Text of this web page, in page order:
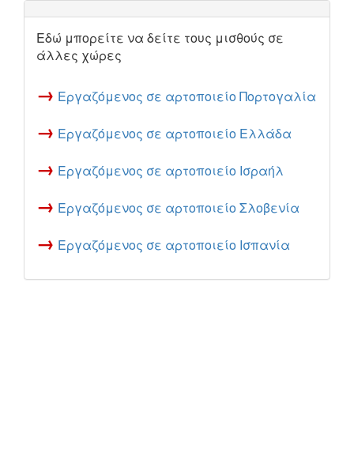
Εδώ μπορείτε να δείτε τους μισθούς σε
άλλες χώρες
→ Εργαζόμενος σε αρτοποιείο Πορτογαλία
→ Εργαζόμενος σε αρτοποιείο Ελλάδα
→ Εργαζόμενος σε αρτοποιείο Ισραήλ
→ Εργαζόμενος σε αρτοποιείο Σλοβενία
→ Εργαζόμενος σε αρτοποιείο Ισπανία